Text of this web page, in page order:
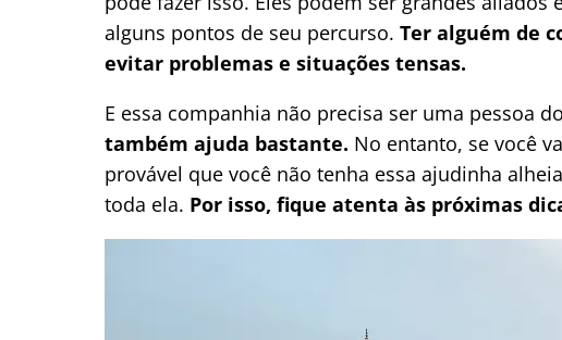
alguns pontos de seu percurso. Ter alguém de
evitar problemas e situações tensas.
E essa companhia não precisa ser uma pessoa
também ajuda bastante. No entanto, se você
provável que você não tenha essa ajudinha
toda ela. Por isso, fique atenta às próximas